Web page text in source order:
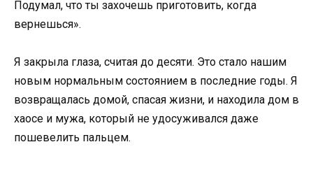
Подумал, что ты захочешь приготовить, когда
вернешься».
Я закрыла глаза, считая до десяти. Это стало нашим
новым нормальным состоянием в последние годы. Я
возвращалась домой, спасая жизни, и находила дом в
хаосе и мужа, который не удосуживался даже
пошевелить пальцем.